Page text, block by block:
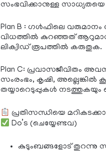
സംഭവിക്കാനുള്ള
Plan B : ഗൾഫിലെ വരുമാനം
വിധത്തിൽ കുറഞ്ഞത്
ലിക്വിഡ് രൂപത്തിൽ കരുതുക.
Plan C: പ്രവാസജീവിതം
സംരംഭം, കൃഷി, അല്ലെങ്കിൽ
തയ്യാറെടുപ്പുകൾ നടത്തുകയും
പ്രതിസന്ധിയെ
Do’s (ചെയ്യേണ്ടവ)
കുടുംബങ്ങളോട് തുറന്നു